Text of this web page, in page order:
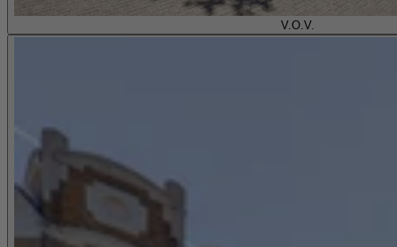
V.O.V.